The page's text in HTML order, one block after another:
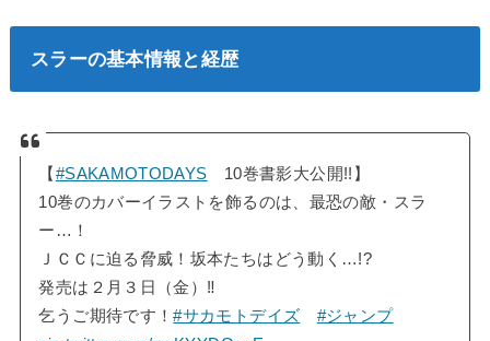
スラーの基本情報と経歴
【 #SAKAMOTODAYS 10巻書影大公開!!】
10巻のカバーイラストを飾るのは、最恐の敵・スラ
ー…！
ＪＣＣに迫る脅威！坂本たちはどう動く…!?
発売は２月３日（金）‼️
乞うご期待です！#サカモトデイズ
#ジャンプ